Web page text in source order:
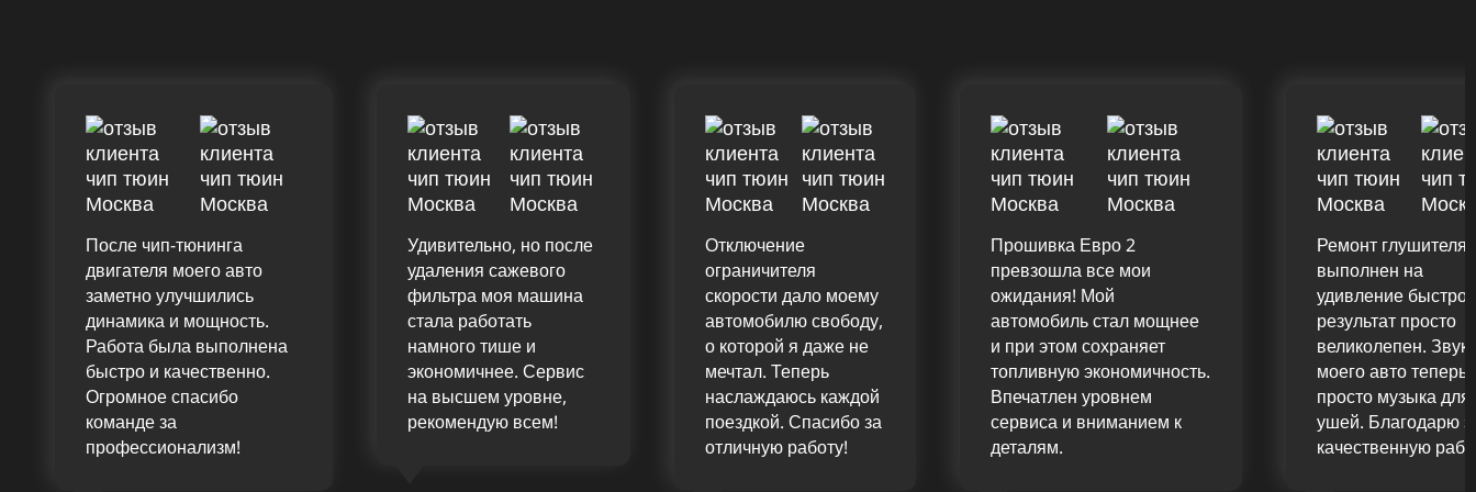
После чип-тюнинга
двигателя моего авто
заметно улучшились
динамика и мощность.
Работа была выполнена
быстро и качественно.
Огромное спасибо
команде за
профессионализм!
Удивительно, но после
удаления сажевого
фильтра моя машина
стала работать
намного тише и
экономичнее. Сервис
на высшем уровне,
рекомендую всем!
Отключение
ограничителя
скорости дало моему
автомобилю свободу,
о которой я даже не
мечтал. Теперь
наслаждаюсь каждой
поездкой. Спасибо за
отличную работу!
Прошивка Евро 2
превзошла все мои
ожидания! Мой
автомобиль стал мощнее
и при этом сохраняет
топливную экономичность.
Впечатлен уровнем
сервиса и вниманием к
деталям.
Ремонт глушителя
выполнен на
удивление быстро,
результат просто
великолепен. Звук
моего авто теперь
просто музыка для
ушей. Благодарю
качественную